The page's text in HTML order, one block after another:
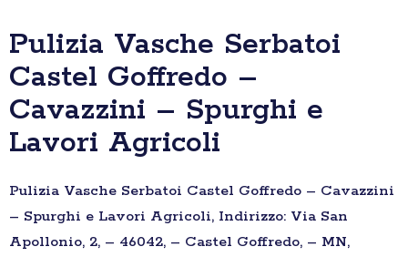
Pulizia Vasche Serbatoi
Castel Goffredo –
Cavazzini – Spurghi e
Lavori Agricoli
Pulizia Vasche Serbatoi Castel Goffredo – Cavazzini
– Spurghi e Lavori Agricoli, Indirizzo: Via San
Apollonio, 2, – 46042, – Castel Goffredo, – MN,